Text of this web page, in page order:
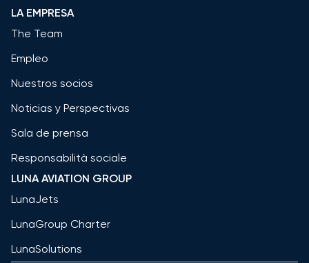
LA EMPRESA
The Team
Empleo
Nuestros socios
Noticias y Perspectivas
Sala de prensa
Responsabilità sociale
LUNA AVIATION GROUP
LunaJets
LunaGroup Charter
LunaSolutions